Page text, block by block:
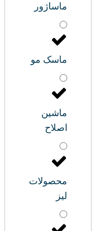
ماساژور
ماسک مو
ماشین
اصلاح
محصولات
لیز